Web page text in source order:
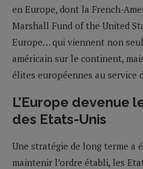
en Europe, dont la French-
Marshall Fund of the United
Europe… qui viennent non
américain sur le continent,
élites européennes au service
L’Europe devenue
des Etats-Unis
Une stratégie de long terme a
maintenir l’ordre établi, les